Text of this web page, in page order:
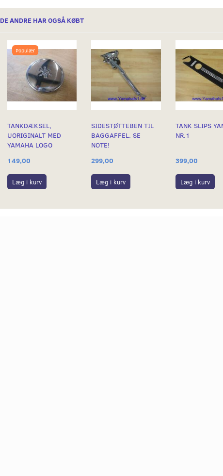
DE ANDRE HAR OGSÅ KØBT
Populær
TANKDÆKSEL,
UORIGINALT MED
YAMAHA LOGO
149,00
Læg i kurv
SIDESTØTTEBEN TIL
BAGGAFFEL. SE
NOTE!
299,00
Læg i kurv
TANK SLIPS
NR.1
399,00
Læg i kurv